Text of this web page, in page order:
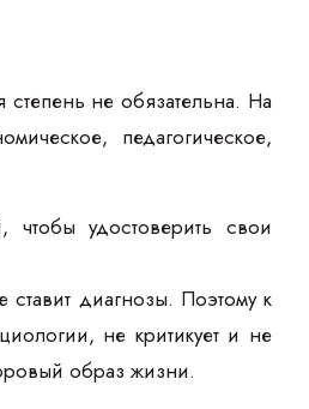
не обязательна. На
педагогическое,
чтобы удостоверить свои
диагнозы. Поэтому к
не критикует и не
образ жизни.